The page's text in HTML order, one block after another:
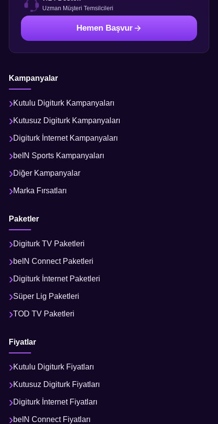
Uzman Müşteri Temsilcileri
Hemen Başvur
Kampanyalar
Kutulu Digiturk Kampanyaları
Kutusuz Digiturk Kampanyaları
Digiturk İnternet Kampanyaları
beIN Sports Kampanyaları
Diğer Kampanyalar
Marka Fırsatları
Paketler
Digiturk TV Paketleri
beIN Connect Paketleri
Digiturk İnternet Paketleri
Süper Lig Paketleri
TOD TV Paketleri
Fiyatlar
Kutulu Digiturk Fiyatları
Kutusuz Digiturk Fiyatları
Digiturk İnternet Fiyatları
beIN Connect Fiyatları